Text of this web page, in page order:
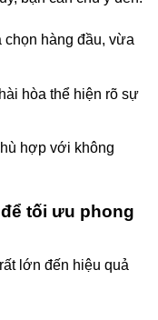
hàng đầu, vừa
hòa thể hiện rõ sự
hợp với không
tối ưu phong
lớn đến hiệu quả